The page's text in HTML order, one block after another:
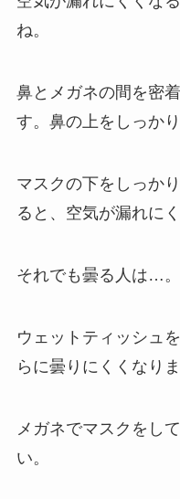
ね。
鼻とメガネの間を密
す。鼻の上をしっか
マスクの下をしっか
ると、空気が漏れに
それでも曇る人は…。
ウェットティッシュ
らに曇りにくくなりま
メガネでマスクをし
い。